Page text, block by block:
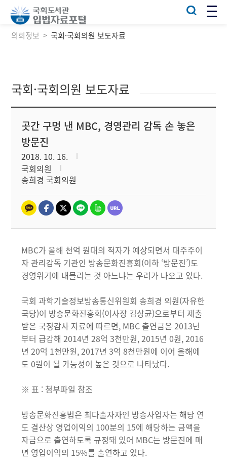
의회정보 국회·국회의원 보도자료
국회·국회의원 보도자료
곳간 구멍 낸 MBC, 경영관리 감독 손 놓은
방문진
2018. 10. 16.
국회의원
송희경 국회의원
MBC가 올해 천억 원대의 적자가 예상되면서 대주주이
자 관리감독 기관인 방송문화진흥회(이하 ‘방문진’)도
경영위기에 내몰리는 것 아느냐는 우려가 나오고 있다.
국회 과학기술정보방송통신위원회 송희경 의원(자유한
국당)이 방송문화진흥회(이사장 김상균)으로부터 제출
받은 국정감사 자료에 따르면, MBC 출연금은 2013년
부터 급감해 2014년 28억 3천만원, 2015년 0원, 2016
년 20억 1천만원, 2017년 3억 8천만원에 이어 올해에
도 0원이 될 가능성이 높은 것으로 나타났다.
※ 표 : 첨부파일 참조
방송문화진흥법은 최다출자자인 방송사업자는 해당 연
도 결산상 영업이익의 100분의 15에 해당하는 금액을
자금으로 출연하도록 규정돼 있어 MBC는 방문진에 매
년 영업이익의 15%를 출연하고 있다.